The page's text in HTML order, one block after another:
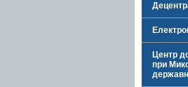
Центр
при